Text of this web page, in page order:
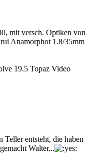
mit versch. Optiken von
Anamorphot 1.8/35mm
19.5 Topaz Video
Teller entsteht, die haben
Walter...